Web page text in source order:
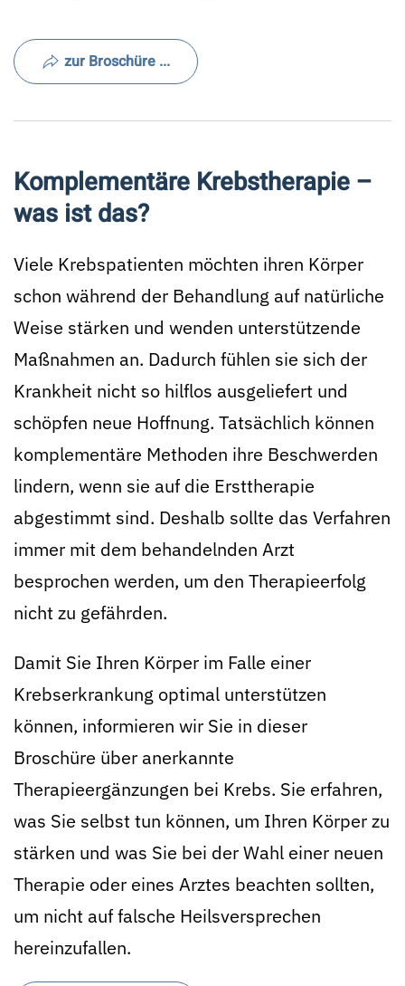
zur Broschüre ...
Komplementäre Krebstherapie –
was ist das?
Viele Krebspatienten möchten ihren Körper
schon während der Behandlung auf natürliche
Weise stärken und wenden unterstützende
Maßnahmen an. Dadurch fühlen sie sich der
Krankheit nicht so hilflos ausgeliefert und
schöpfen neue Hoffnung. Tatsächlich können
komplementäre Methoden ihre Beschwerden
lindern, wenn sie auf die Ersttherapie
abgestimmt sind. Deshalb sollte das Verfahren
immer mit dem behandelnden Arzt
besprochen werden, um den Therapieerfolg
nicht zu gefährden.
Damit Sie Ihren Körper im Falle einer
Krebserkrankung optimal unterstützen
können, informieren wir Sie in dieser
Broschüre über anerkannte
Therapieergänzungen bei Krebs. Sie erfahren,
was Sie selbst tun können, um Ihren Körper zu
stärken und was Sie bei der Wahl einer neuen
Therapie oder eines Arztes beachten sollten,
um nicht auf falsche Heilsversprechen
hereinzufallen.